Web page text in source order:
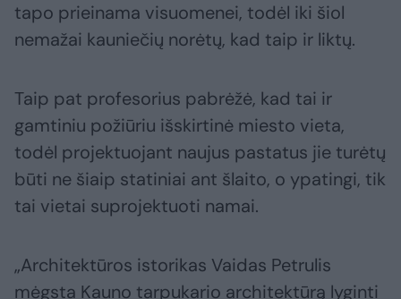
tapo prieinama visuomenei, todėl iki šiol
nemažai kauniečių norėtų, kad taip ir liktų.
Taip pat profesorius pabrėžė, kad tai ir
gamtiniu požiūriu išskirtinė miesto vieta,
todėl projektuojant naujus pastatus jie turėtų
būti ne šiaip statiniai ant šlaito, o ypatingi, tik
tai vietai suprojektuoti namai.
„Architektūros istorikas Vaidas Petrulis
mėgsta Kauno tarpukario architektūrą lyginti